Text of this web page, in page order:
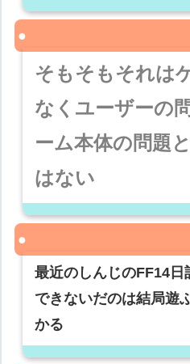
そもそもそれは
なくユーザーの
ーム本体の問題
はない
最近のしんじのFF14
できないだのは結局遊
かる